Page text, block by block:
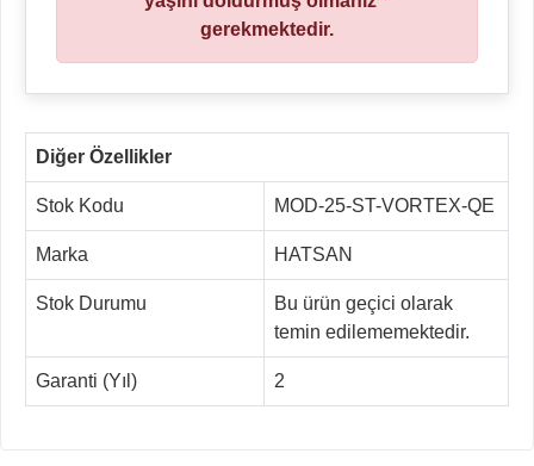
gerekmektedir.
Diğer Özellikler
Stok Kodu MOD-25-ST-VORTEX-QE
Marka HATSAN
Stok Durumu
Bu ürün geçici olarak
temin edilememektedir.
Garanti (Yıl) 2